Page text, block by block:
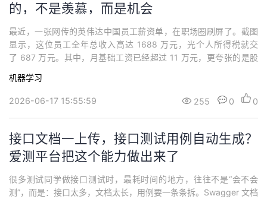
的，不是羡慕，而是机会
最近，一张网传的英伟达中国员工薪资单，在职场圈刷屏了。截图
显示，这位员工全年总收入高达 1688 万元，光个人所得税就交
了 687 万元。其中，月基础工资已经超过 11 万元，更夸张的是股
真实性，也不能代表英伟达普通员工的普遍收入。但它依然值得讨
论。因为它背后反映的，不只是某个人赚了多少钱，而是一个更大
机器学习
2026-06-17 15:55:59 255 0 0
接口文档一上传，接口测试用例自动生成？
爱测平台把这个能力做出来了
很多测试同学做接口测试时，最耗时间的地方，往往不是“会不会
测”，而是：接口太多，文档太长，用例要一条条拆。Swagger 文档